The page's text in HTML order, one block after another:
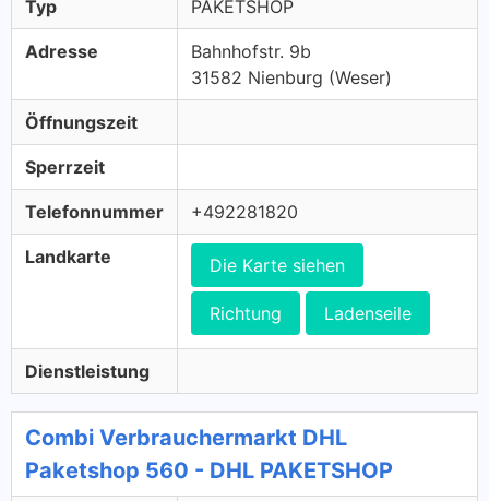
Typ PAKETSHOP
Adresse
Bahnhofstr. 9b
31582 Nienburg (Weser)
Öffnungszeit
Sperrzeit
Telefonnummer +492281820
Landkarte Die Karte siehen
Richtung Ladenseile
Dienstleistung
Combi Verbrauchermarkt DHL
Paketshop 560 - DHL PAKETSHOP